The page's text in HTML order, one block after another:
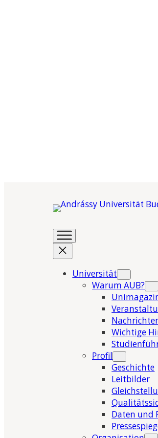
Universität
Warum AUB?
Wichtige
Profil
Geschichte
Leitbilder
Daten und